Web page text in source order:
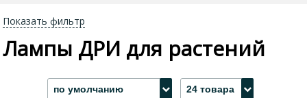
Показать фильтр
Лампы ДРИ для растений
по умолчанию 24 товара